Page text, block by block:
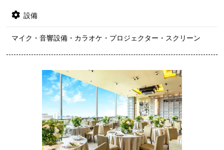
設備
マイク・音響設備・カラオケ・プロジェクター・スクリーン